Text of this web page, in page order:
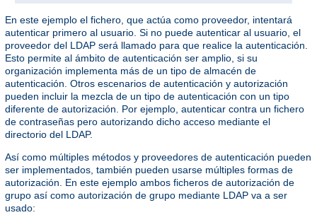
En este ejemplo el fichero, que actúa como proveedor, intentará
autenticar primero al usuario. Si no puede autenticar al usuario, el
proveedor del LDAP será llamado para que realice la autenticación.
Esto permite al ámbito de autenticación ser amplio, si su
organización implementa más de un tipo de almacén de
autenticación. Otros escenarios de autenticación y autorización
pueden incluir la mezcla de un tipo de autenticación con un tipo
diferente de autorización. Por ejemplo, autenticar contra un fichero
de contraseñas pero autorizando dicho acceso mediante el
directorio del LDAP.
Así como múltiples métodos y proveedores de autenticación pueden
ser implementados, también pueden usarse múltiples formas de
autorización. En este ejemplo ambos ficheros de autorización de
grupo así como autorización de grupo mediante LDAP va a ser
usado: